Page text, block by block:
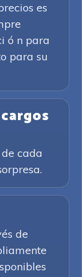
es
ó n para
para su
cada
de